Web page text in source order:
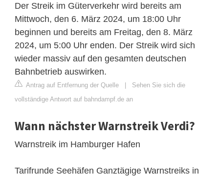
Der Streik im Güterverkehr wird bereits am
Mittwoch, den 6. März 2024, um 18:00 Uhr
beginnen und bereits am Freitag, den 8. März
2024, um 5:00 Uhr enden. Der Streik wird sich
wieder massiv auf den gesamten deutschen
Bahnbetrieb auswirken.
Antrag auf Entfernung der Quelle | Sehen Sie sich die
vollständige Antwort auf bahndampf.de an
Wann nächster Warnstreik Verdi?
Warnstreik im Hamburger Hafen
Tarifrunde Seehäfen Ganztägige Warnstreiks in